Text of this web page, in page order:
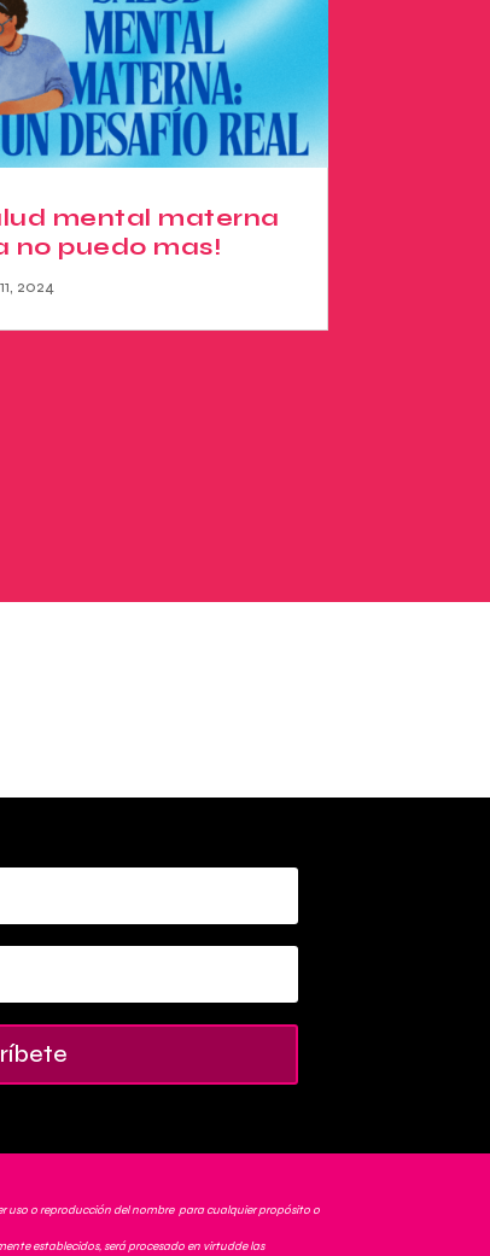
mental materna
no puedo mas!
2024
uso o reproducción del nombre para cualquier propósito o
establecidos, será procesado en virtudde las